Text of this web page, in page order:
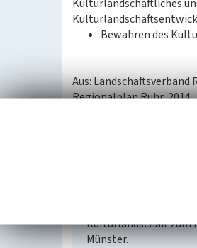
Kulturlandschaftliches
Bewahren des
Aus:
Regionalplan Ruhr, 2014
Fachbeitrag
Landschaftsverband
Kulturlandschaft zum
Münster.